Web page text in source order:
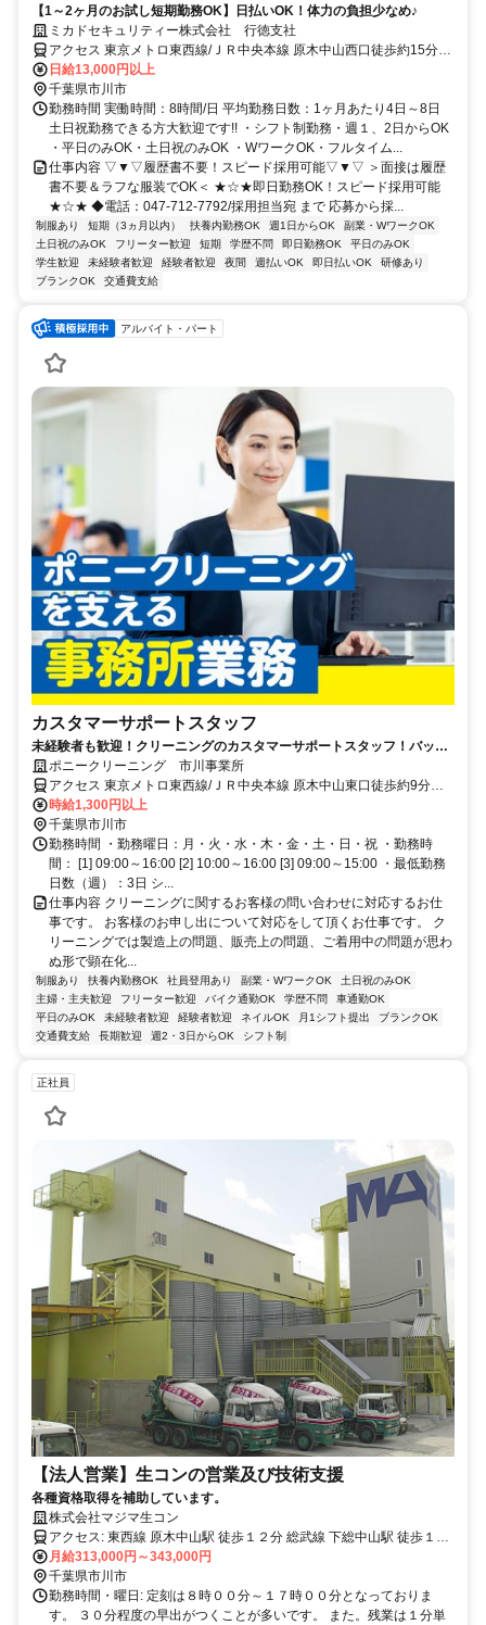
【1～2ヶ月のお試し短期勤務OK】日払いOK！体力の負担少なめ♪
ミカドセキュリティー株式会社 行徳支社
アクセス 東京メトロ東西線/ＪＲ中央本線 原木中山西口徒歩約15分、
ＪＲ京葉線 二俣新町徒歩約23分、ＪＲ武蔵野線 西船橋南口徒歩約24
分
日給13,000円以上
千葉県市川市
勤務時間 実働時間：8時間/日 平均勤務日数：1ヶ月あたり4日～8日
土日祝勤務できる方大歓迎です!! ・シフト制勤務・週１、2日からOK
・平日のみOK・土日祝のみOK ・WワークOK・フルタイム...
仕事内容 ▽▼▽履歴書不要！スピード採用可能▽▼▽ ＞面接は履歴
書不要＆ラフな服装でOK＜ ★☆★即日勤務OK！スピード採用可能
★☆★ ◆電話：047-712-7792/採用担当宛 まで 応募から採...
制服あり 短期（3ヵ月以内） 扶養内勤務OK 週1日からOK
副業・WワークOK
土日祝のみOK
フリーター歓迎 短期 学歴不問 即日勤務OK
平日のみOK
学生歓迎
未経験者歓迎 経験者歓迎 夜間 週払いOK 即日払いOK
研修あり
ブランクOK
交通費支給
アルバイト・パート
カスタマーサポートスタッフ
未経験者も歓迎！クリーニングのカスタマーサポートスタッフ！バック
オフィスからポニークリーニングの運営を支えるお仕事。託児所完備も
魅力の一つ♪
ポニークリーニング 市川事業所
アクセス 東京メトロ東西線/ＪＲ中央本線 原木中山東口徒歩約9分、
ＪＲ総武本線 下総中山南口徒歩約17分、京成本線 京成中山徒歩約22
分 原木中山駅徒歩7分
時給1,300円以上
千葉県市川市
勤務時間 ・勤務曜日：月・火・水・木・金・土・日・祝 ・勤務時
間： [1] 09:00～16:00 [2] 10:00～16:00 [3] 09:00～15:00 ・最低勤務
日数（週）：3日 シ...
仕事内容 クリーニングに関するお客様の問い合わせに対応するお仕
事です。 お客様のお申し出について対応をして頂くお仕事です。 ク
リーニングでは製造上の問題、販売上の問題、ご着用中の問題が思わ
ぬ形で顕在化...
制服あり 扶養内勤務OK 社員登用あり 副業・WワークOK
土日祝のみOK
主婦・主夫歓迎
フリーター歓迎 バイク通勤OK 学歴不問
車通勤OK
平日のみOK
未経験者歓迎 経験者歓迎 ネイルOK 月1シフト提出
ブランクOK
交通費支給
長期歓迎 週2・3日からOK シフト制
正社員
【法人営業】生コンの営業及び技術支援
各種資格取得を補助しています。
株式会社マジマ生コン
アクセス: 東西線 原木中山駅 徒歩１２分 総武線 下総中山駅 徒歩１６
分 場所は、東京23区江戸川を渡ったすぐ隣です。
月給313,000円～343,000円
千葉県市川市
勤務時間・曜日: 定刻は８時００分～１７時００分となっておりま
す。 ３０分程度の早出がつくことが多いです。 また。残業は１分単